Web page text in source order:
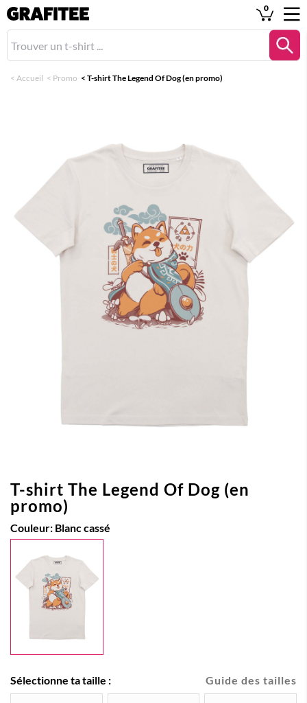
0
< Accueil < Promo < T-shirt The Legend Of Dog (en promo)
T-shirt The Legend Of Dog (en
promo)
Couleur: Blanc cassé
Guide des tailles
Sélectionne ta taille :